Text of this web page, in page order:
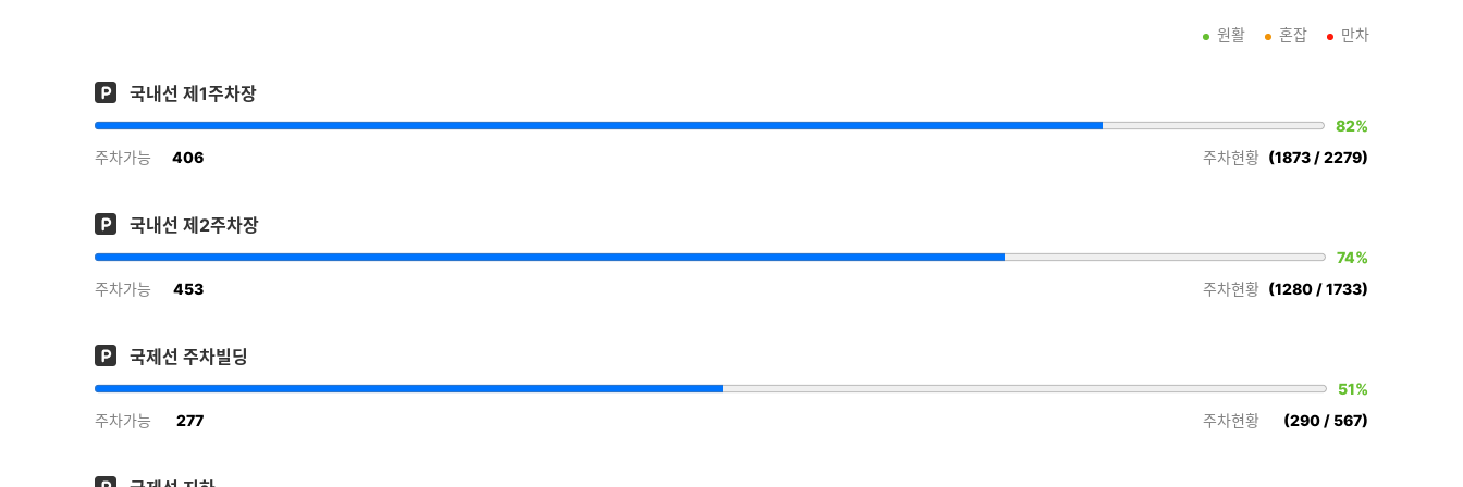
원활 혼잡 만차
국내선 제1주차장
82%
주차가능
406 주차현황 (1873 / 2279)
국내선 제2주차장
74%
주차가능
453 주차현황 (1280 / 1733)
국제선 주차빌딩
51%
주차가능
277 주차현황 (290 / 567)